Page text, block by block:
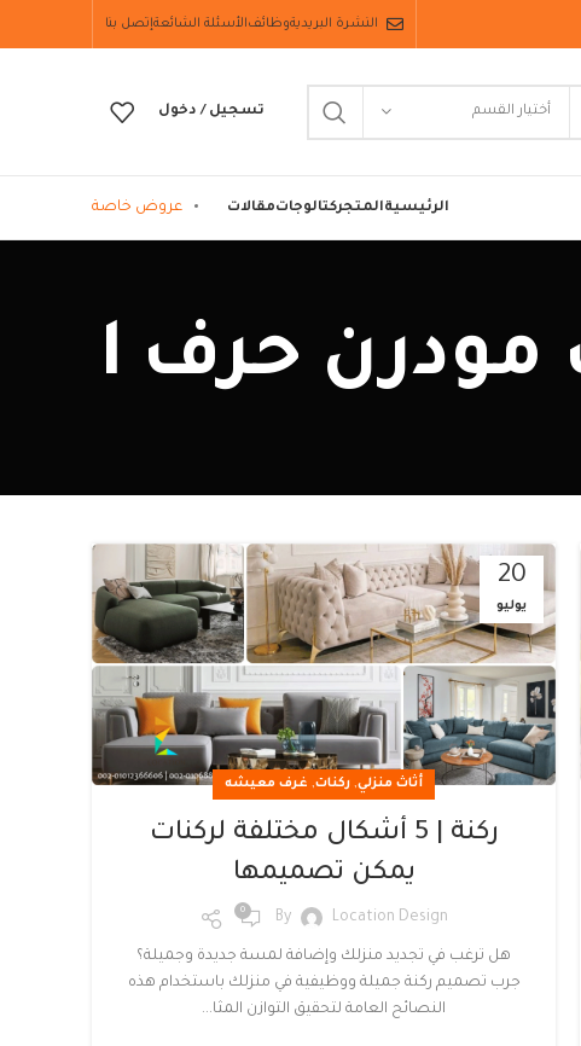
النشرة البريديةوظائفالأسئلة الشائعةإتصل بنا
أختيار القسم تسجيل / دخول
الرئيسيةالمتجركتالوجاتمقالات عروض خاصة
20
يوليو
أثاث منزلي, ركنات, غرف معيشه
ركنة | 5 أشكال مختلفة لركنات
يمكن تصميمها
By Location Design
0
هل ترغب في تجديد منزلك وإضافة لمسة جديدة وجميلة؟
جرب تصميم ركنة جميلة ووظيفية في منزلك باستخدام هذه
النصائح العامة لتحقيق التوازن المثا...